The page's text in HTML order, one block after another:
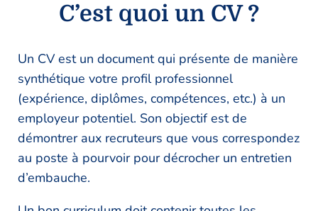
C’est quoi un CV ?
Un CV est un document qui présente de manière
synthétique votre profil professionnel
(expérience, diplômes, compétences, etc.) à un
employeur potentiel. Son objectif est de
démontrer aux recruteurs que vous correspondez
au poste à pourvoir pour décrocher un entretien
d’embauche.